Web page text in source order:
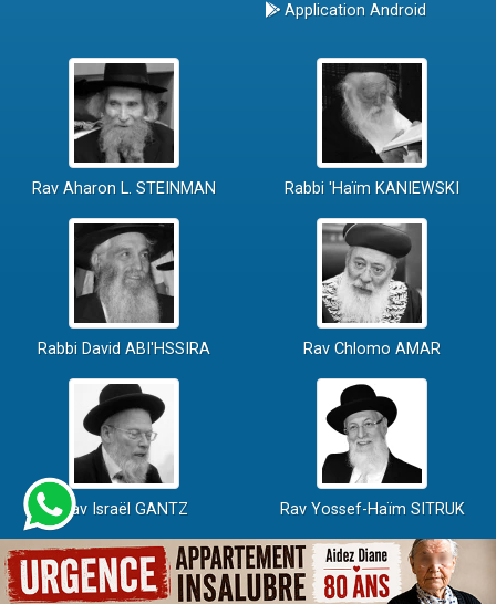
Application Android
Rav Aharon L. STEINMAN Rabbi 'Haïm KANIEWSKI
Rabbi David ABI'HSSIRA Rav Chlomo AMAR
Rav Israël GANTZ Rav Yossef-Haïm SITRUK